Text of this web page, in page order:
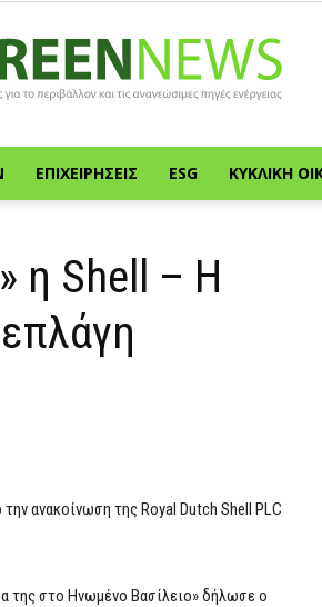
Green
ΕΠΙΧΕΙΡΉΣΕΙΣ ESG ΚΥΚΛΙΚΉ
η Shell – Η
ανακοίνωση της Royal Dutch Shell PLC
της στο Ηνωμένο Βασίλειο» δήλωσε ο